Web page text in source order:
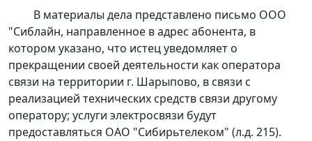
В материалы дела представлено письмо ООО
"Сиблайн, направленное в адрес абонента, в
котором указано, что истец уведомляет о
прекращении своей деятельности как оператора
связи на территории г. Шарыпово, в связи с
реализацией технических средств связи другому
оператору; услуги электросвязи будут
предоставляться ОАО "Сибирьтелеком" (л.д. 215).